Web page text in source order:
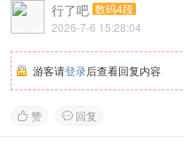
行了吧 数码4段
2026-7-6 15:28:04
游客请登录后查看回复内容
 赞  回复